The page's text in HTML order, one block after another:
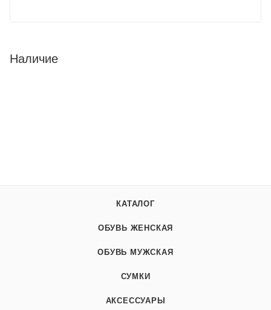
Наличие
КАТАЛОГ
ОБУВЬ ЖЕНСКАЯ
ОБУВЬ МУЖСКАЯ
СУМКИ
АКСЕССУАРЫ